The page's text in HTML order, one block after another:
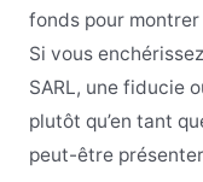
fonds pour montrer
Si vous
SARL, une fiducie
plutôt qu’en tant
peut-être